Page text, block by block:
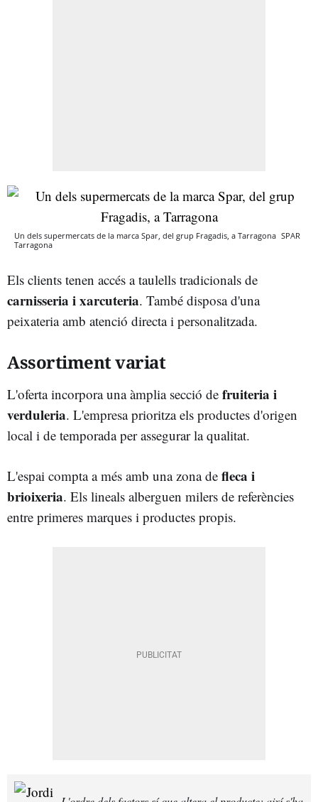
Un dels supermercats de la marca Spar, del grup Fragadis, a Tarragona SPAR
Tarragona
Els clients tenen accés a taulells tradicionals de
carnisseria i xarcuteria. També disposa d'una
peixateria amb atenció directa i personalitzada.
Assortiment variat
L'oferta incorpora una àmplia secció de fruiteria i
verduleria. L'empresa prioritza els productes d'origen
local i de temporada per assegurar la qualitat.
L'espai compta a més amb una zona de fleca i
brioixeria. Els lineals alberguen milers de referències
entre primeres marques i productes propis.